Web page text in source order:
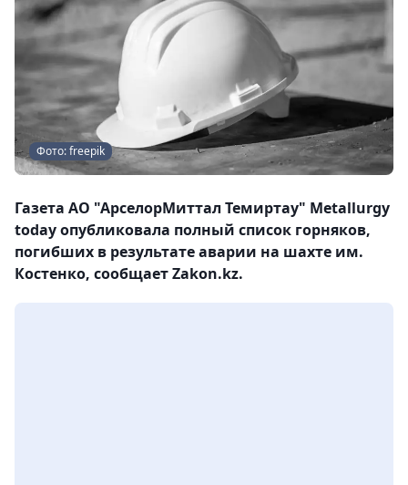
Фото: freepik
Газета АО "АрселорМиттал Темиртау" Metallurgy
today опубликовала полный список горняков,
погибших в результате аварии на шахте им.
Костенко, сообщает Zakon.kz.